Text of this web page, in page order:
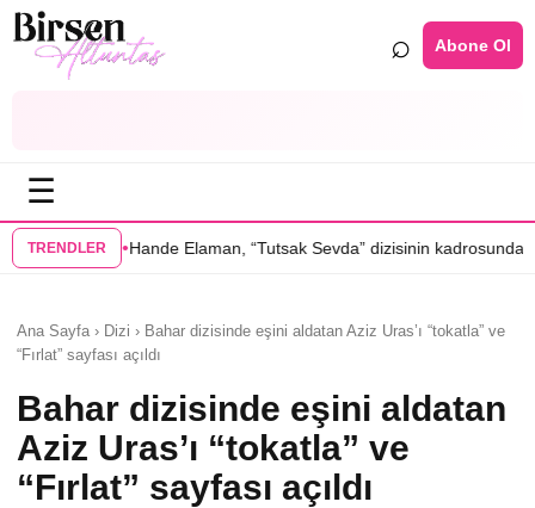
⌕ Abone Ol
☰
TRENDLER
Elaman, “Tutsak Sevda” dizisinin kadrosunda•Serenay Sarıkaya’lı
Ana Sayfa › Dizi › Bahar dizisinde eşini aldatan Aziz Uras’ı “tokatla” ve
“Fırlat” sayfası açıldı
Bahar dizisinde eşini aldatan
Aziz Uras’ı “tokatla” ve
“Fırlat” sayfası açıldı